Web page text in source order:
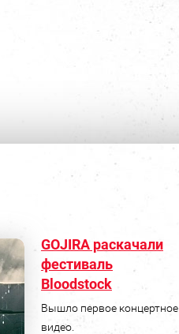
GOJIRA раскачали
фестиваль
Bloodstock
Вышло первое концертное
видео.